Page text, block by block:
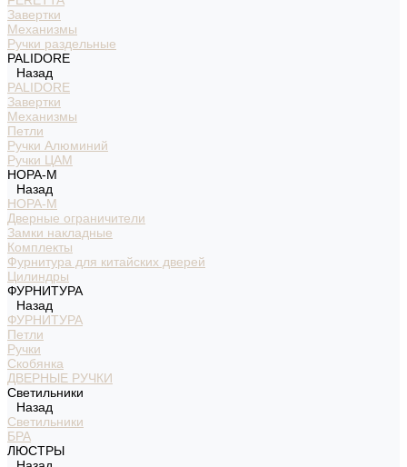
Завертки
Механизмы
Ручки раздельные
PALIDORE
Назад
PALIDORE
Завертки
Механизмы
Петли
Ручки Алюминий
Ручки ЦАМ
НОРА-М
Назад
НОРА-М
Дверные ограничители
Замки накладные
Комплекты
Фурнитура для китайских дверей
Цилиндры
ФУРНИТУРА
Назад
ФУРНИТУРА
Петли
Ручки
Скобянка
ДВЕРНЫЕ РУЧКИ
Светильники
Назад
Светильники
БРА
ЛЮСТРЫ